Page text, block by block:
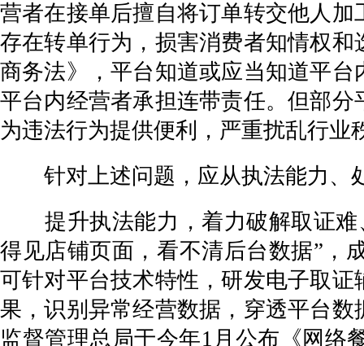
营者在接单后擅自将订单转交他人
存在转单行为，损害消费者知情权
商务法》，平台知道或应当知道平
平台内经营者承担连带责任。但部
为违法行为提供便利，严重扰乱行业
针对上述问题，应从执法能力、
提升执法能力，着力破解取证难
得见店铺页面，看不清后台数据”，
可针对平台技术特性，研发电子取
果，识别异常经营数据，穿透平台
监督管理总局于今年1月公布《网络